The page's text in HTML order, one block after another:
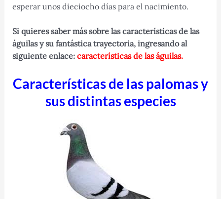
esperar unos dieciocho días para el nacimiento.
Si quieres saber más sobre las características de las
águilas y su fantástica trayectoria, ingresando al
siguiente enlace: características de las águilas.
Características de las palomas y
sus distintas especies